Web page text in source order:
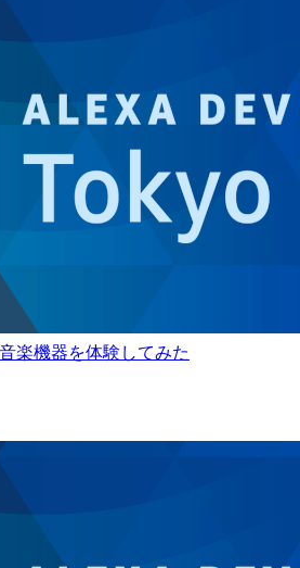
楽機器を体験してみた